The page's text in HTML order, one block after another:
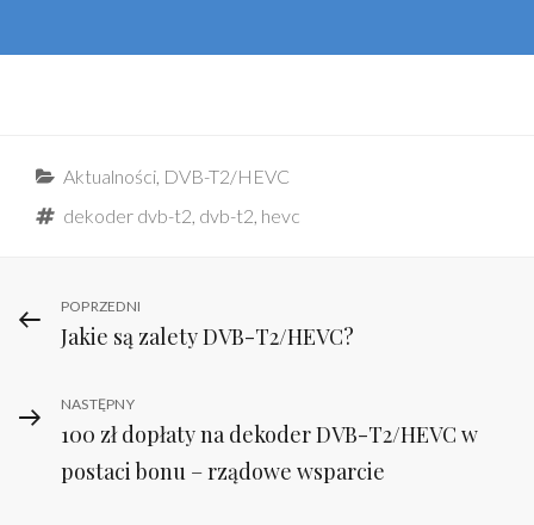
Categories
Aktualności DVB-T2/HEVC
Tags
dekoder dvb-t2 dvb-t2 hevc
Nawigacja
wpisu
Previous
Post
POPRZEDNI
Jakie są zalety DVB-T2/HEVC?
Next
Post
NASTĘPNY
100 zł dopłaty na dekoder DVB-T2/HEVC w
postaci bonu – rządowe wsparcie